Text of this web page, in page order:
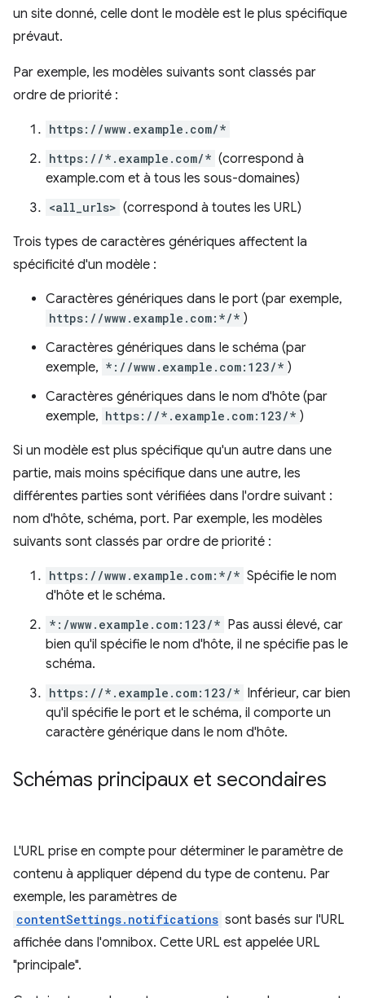
un site donné, celle dont le modèle est le plus spécifique
prévaut.
Par exemple, les modèles suivants sont classés par
ordre de priorité :
https://www.example.com/*
https://*.example.com/* (correspond à
example.com et à tous les sous-domaines)
<all_urls> (correspond à toutes les URL)
Trois types de caractères génériques affectent la
spécificité d'un modèle :
Caractères génériques dans le port (par exemple,
https://www.example.com:*/* )
Caractères génériques dans le schéma (par
exemple, *://www.example.com:123/* )
Caractères génériques dans le nom d'hôte (par
exemple, https://*.example.com:123/* )
Si un modèle est plus spécifique qu'un autre dans une
partie, mais moins spécifique dans une autre, les
différentes parties sont vérifiées dans l'ordre suivant :
nom d'hôte, schéma, port. Par exemple, les modèles
suivants sont classés par ordre de priorité :
https://www.example.com:*/* Spécifie le nom
d'hôte et le schéma.
*:/www.example.com:123/* Pas aussi élevé, car
bien qu'il spécifie le nom d'hôte, il ne spécifie pas le
schéma.
https://*.example.com:123/* Inférieur, car bien
qu'il spécifie le port et le schéma, il comporte un
caractère générique dans le nom d'hôte.
Schémas principaux et secondaires
L'URL prise en compte pour déterminer le paramètre de
contenu à appliquer dépend du type de contenu. Par
exemple, les paramètres de
contentSettings.notifications sont basés sur l'URL
affichée dans l'omnibox. Cette URL est appelée URL
"principale".